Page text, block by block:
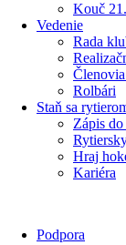
Kouč
Vedenie
Rada
Rolbári
Staň sa
Zápis
Hraj
Kariéra
Podpora